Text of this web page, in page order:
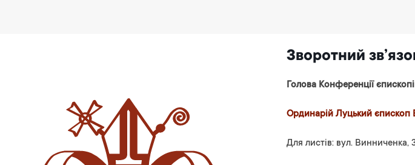
Зворотний
Голова Конференції
Ординарій Луцький єпископ
Для листів: вул. Винниченка,